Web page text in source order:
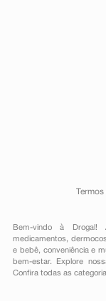
Termos
Bem-vindo à
medicamentos ,
e bebê, conveniênciae
bem-estar. Explore
Confira todas as